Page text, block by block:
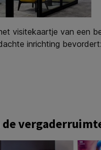
visitekaartje van een
inrichting
de